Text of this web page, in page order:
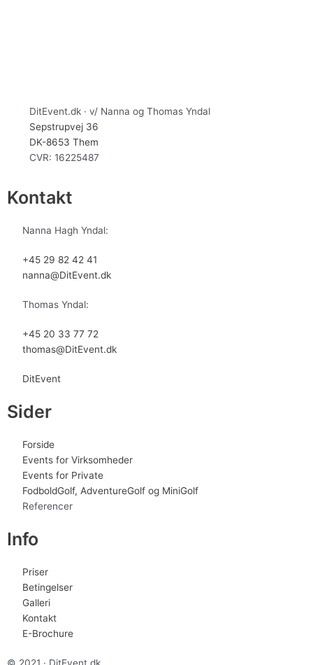
DitEvent.dk · v/ Nanna og Thomas Yndal
Sepstrupvej 36
DK-8653 Them
CVR: 16225487
Kontakt
Nanna Hagh Yndal:
+45 29 82 42 41
nanna@DitEvent.dk
Thomas Yndal:
+45 20 33 77 72
thomas@DitEvent.dk
DitEvent
Sider
Forside
Events for Virksomheder
Events for Private
FodboldGolf, AdventureGolf og MiniGolf
Referencer
Info
Priser
Betingelser
Galleri
Kontakt
E-Brochure